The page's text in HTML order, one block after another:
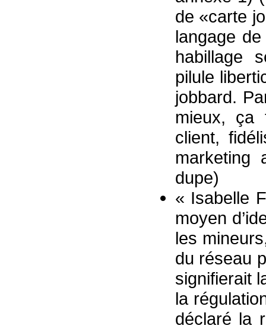
de «carte
langage
habillage
pilule
jobbard.
mieux, ça
client,
marketing
dupe)
« Isabelle
moyen
les
du réseau
signifierait
la
déclaré la